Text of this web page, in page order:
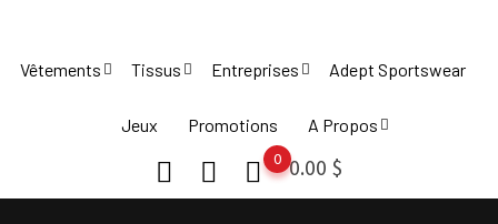
content
Vêtements Tissus Entreprises Adept Sportswear
Jeux Promotions A Propos
0.00 $
0